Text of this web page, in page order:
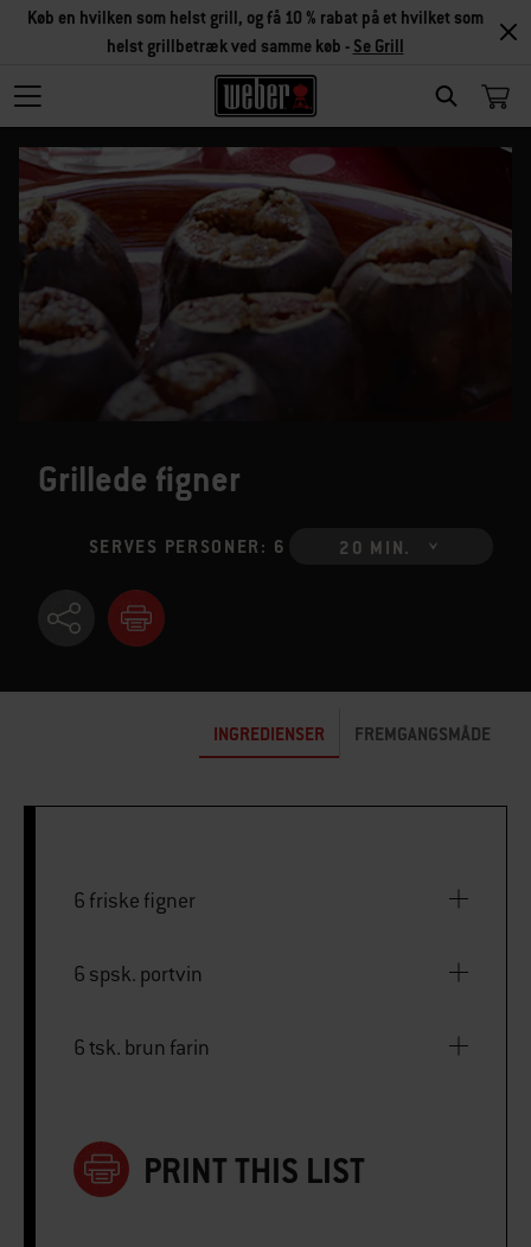
SEARCH
Køb en hvilken som helst grill, og få 10 % rabat på et hvilket som
helst grillbetræk ved samme køb - Se Grill
Grillede figner
SERVES PERSONER: 6 20 MIN.
INGREDIENSER FREMGANGSMÅDE
6 friske figner
6 spsk. portvin
6 tsk. brun farin
PRINT THIS LIST